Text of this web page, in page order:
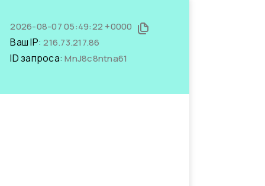
2026-08-07 05:49:22 +0000
Ваш IP:216.73.217.86
ID запроса:MnJ8c8ntna61